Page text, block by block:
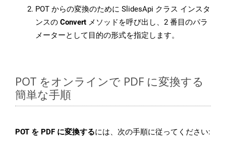
POT からの変換のために SlidesApi クラス インスタ
ンスの Convert メソッドを呼び出し、2 番目のパラ
メーターとして目的の形式を指定します。
POT をオンラインで PDF に変換する
簡単な手順
POT を PDF に変換するには、次の手順に従ってください: